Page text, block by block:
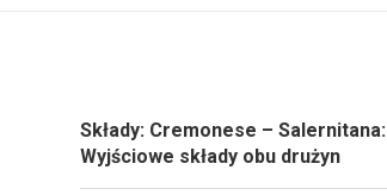
Składy: Cremonese – Salernitana:
Wyjściowe składy obu drużyn